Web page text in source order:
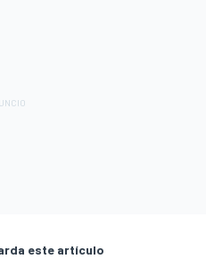
este artículo